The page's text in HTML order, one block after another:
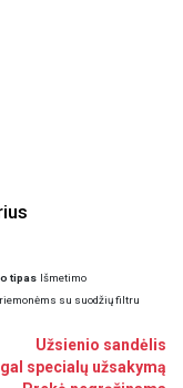
tipas Išmetimo
su suodžių filtru
Užsienio sandėlis
specialų užsakymą